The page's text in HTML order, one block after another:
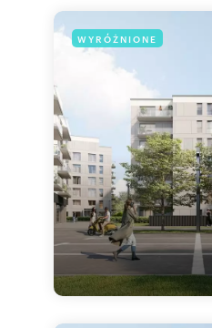
WYRÓŻNIONE